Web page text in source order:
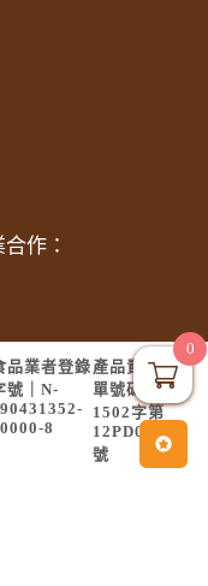
作：
品業者登錄
號｜N-
8
產品責任險保
單號碼｜
1502字第
12PD01428
號
0